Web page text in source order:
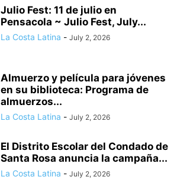
Julio Fest: 11 de julio en
Pensacola ~ Julio Fest, July...
La Costa Latina - July 2, 2026
Almuerzo y película para jóvenes
en su biblioteca: Programa de
almuerzos...
La Costa Latina - July 2, 2026
El Distrito Escolar del Condado de
Santa Rosa anuncia la campaña...
La Costa Latina - July 2, 2026